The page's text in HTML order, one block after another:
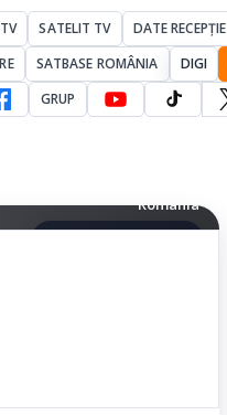
SATELIT TV DATE RECEPȚIE
SATBASE ROMÂNIA DIGI
GRUP
România